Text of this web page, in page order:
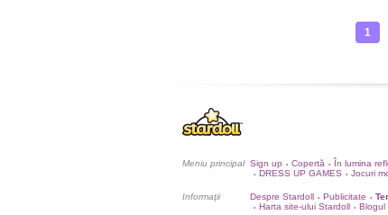
1
Meniu principal Sign up • Copertă • În lumina
• DRESS UP GAMES • Jocuri
Informaţii Despre Stardoll • Publicitate •
• Harta site-ului Stardoll • Blogul